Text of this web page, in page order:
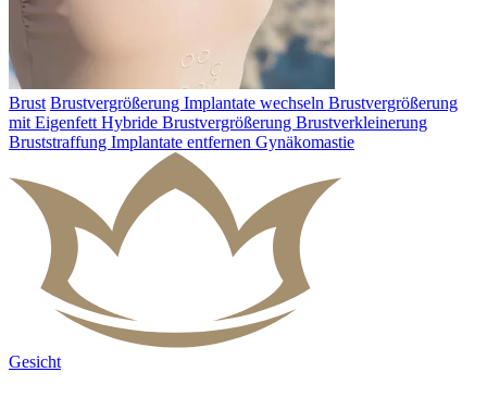
Brust Brustvergrößerung Implantate wechseln Brustvergrößerung
mit Eigenfett Hybride Brustvergrößerung Brustverkleinerung
Bruststraffung Implantate entfernen Gynäkomastie
Gesicht